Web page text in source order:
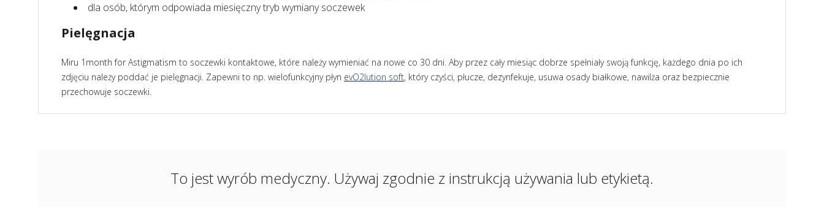
dla osób, którym odpowiada miesięczny tryb wymiany soczewek
Pielęgnacja
Miru 1month for Astigmatism to soczewki kontaktowe, które należy wymieniać na nowe co 30 dni. Aby przez cały miesiąc dobrze spełniały swoją funkcję, każdego dnia po ich
zdjęciu należy poddać je pielęgnacji. Zapewni to np. wielofunkcyjny płyn evO2lution soft, który czyści, płucze, dezynfekuje, usuwa osady białkowe, nawilża oraz bezpiecznie
przechowuje soczewki.
To jest wyrób medyczny. Używaj zgodnie z instrukcją używania lub etykietą.